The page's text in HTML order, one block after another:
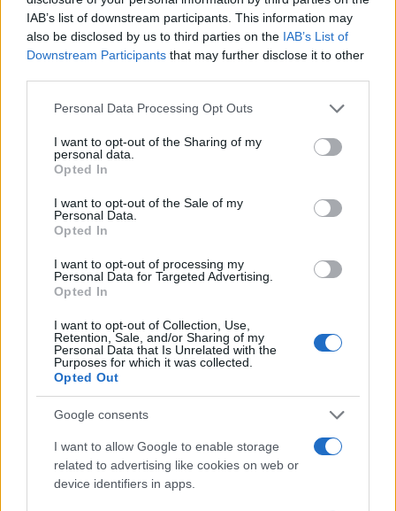
IAB’s list of downstream participants. This information may
also be disclosed by us to third parties on the IAB’s List of
Downstream Participants that may further disclose it to other
Please note that this website/app uses one or more Google
not limited to your visit or usage behaviour. You may click to
grant or deny consent to Google and its third-party tags to
use your data for below specified purposes in below Google
consent section.
Personal Data Processing Opt Outs
I want to opt-out of the Sharing of my
personal data.
Opted In
I want to opt-out of the Sale of my
Personal Data.
Opted In
I want to opt-out of processing my
Personal Data for Targeted Advertising.
Opted In
I want to opt-out of Collection, Use,
Retention, Sale, and/or Sharing of my
Personal Data that Is Unrelated with the
Purposes for which it was collected.
Opted Out
Google consents
I want to allow Google to enable storage
related to advertising like cookies on web or
device identifiers in apps.
Katy Perry: Στη Μύκονο η παγκόσμια pop star
μαζί με τον σύντροφό της, Justin Trudeau – Οι
βόλτες στο Nammos
06.08.2026
Μπράντλεϊ Κούπερ – Τζίτζι Χαντίντ: Η αλήθεια
πίσω από τις βέρες που άναψαν «φωτιές» για
κρυφό γάμο
05.08.2026